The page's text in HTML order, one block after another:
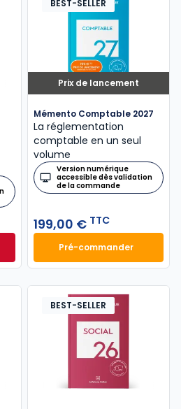
2026 à 215,00 € TTC
Prix de lancement
BEST-SELLER
Mémento Comptable 2027
La réglementation
comptable en un seul
volume
Version numérique
accessible dès validation
de la commande
199,00 € TTC
Pré-commander
Mémento
BEST-SELLER